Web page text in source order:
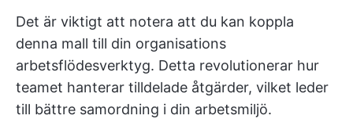
Det är viktigt att notera att du kan koppla
denna mall till din organisations
arbetsflödesverktyg. Detta revolutionerar hur
teamet hanterar tilldelade åtgärder, vilket leder
till bättre samordning i din arbetsmiljö.